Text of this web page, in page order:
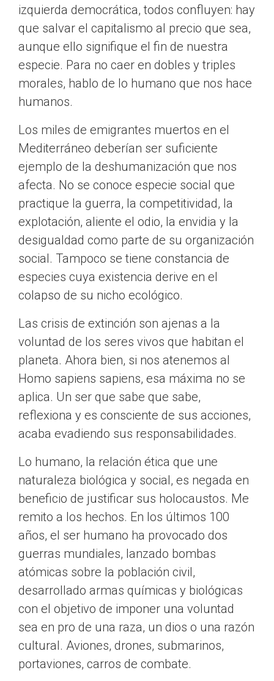
izquierda democrática, todos confluyen: hay
que salvar el capitalismo al precio que sea,
aunque ello signifique el fin de nuestra
especie. Para no caer en dobles y triples
morales, hablo de lo humano que nos hace
humanos.
Los miles de emigrantes muertos en el
Mediterráneo deberían ser suficiente
ejemplo de la deshumanización que nos
afecta. No se conoce especie social que
practique la guerra, la competitividad, la
explotación, aliente el odio, la envidia y la
desigualdad como parte de su organización
social. Tampoco se tiene constancia de
especies cuya existencia derive en el
colapso de su nicho ecológico.
Las crisis de extinción son ajenas a la
voluntad de los seres vivos que habitan el
planeta. Ahora bien, si nos atenemos al
Homo sapiens sapiens, esa máxima no se
aplica. Un ser que sabe que sabe,
reflexiona y es consciente de sus acciones,
acaba evadiendo sus responsabilidades.
Lo humano, la relación ética que une
naturaleza biológica y social, es negada en
beneficio de justificar sus holocaustos. Me
remito a los hechos. En los últimos 100
años, el ser humano ha provocado dos
guerras mundiales, lanzado bombas
atómicas sobre la población civil,
desarrollado armas químicas y biológicas
con el objetivo de imponer una voluntad
sea en pro de una raza, un dios o una razón
cultural. Aviones, drones, submarinos,
portaviones, carros de combate.